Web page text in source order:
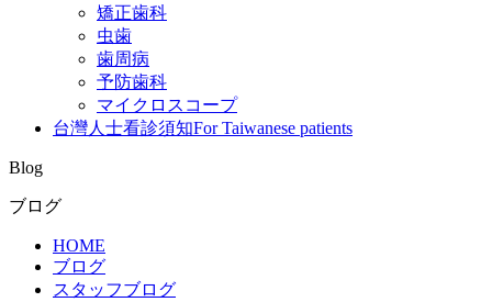
矯正歯科
虫歯
歯周病
予防歯科
マイクロスコープ
台灣人士看診須知For Taiwanese patients
Blog
ブログ
HOME
ブログ
スタッフブログ